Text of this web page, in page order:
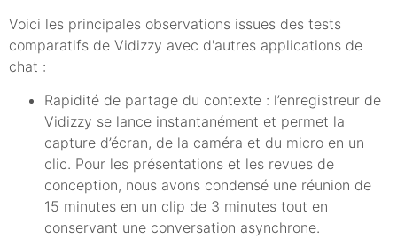
Voici les principales observations issues des tests
comparatifs de Vidizzy avec d'autres applications de
chat :
Rapidité de partage du contexte : l’enregistreur de
Vidizzy se lance instantanément et permet la
capture d’écran, de la caméra et du micro en un
clic. Pour les présentations et les revues de
conception, nous avons condensé une réunion de
15 minutes en un clip de 3 minutes tout en
conservant une conversation asynchrone.